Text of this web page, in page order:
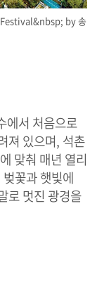
by 송
에서 처음으로
져 있으며, 석촌
맞춰 매년 열리
꽃과 햇빛에
로 멋진 광경을